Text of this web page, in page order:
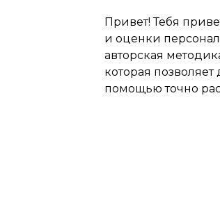
Привет! Тебя
и оценки
авторская
которая
помощью точно